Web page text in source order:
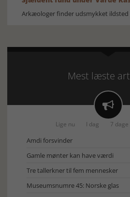
Arkæologer finder udsmykket ildsted
Mest læste

Lige nu I dag 7 dage
Amdi forsvinder
Gamle mønter kan have værdi
Tre tallerkner til fem mennesker
Museumsnumre 45: Norske glas